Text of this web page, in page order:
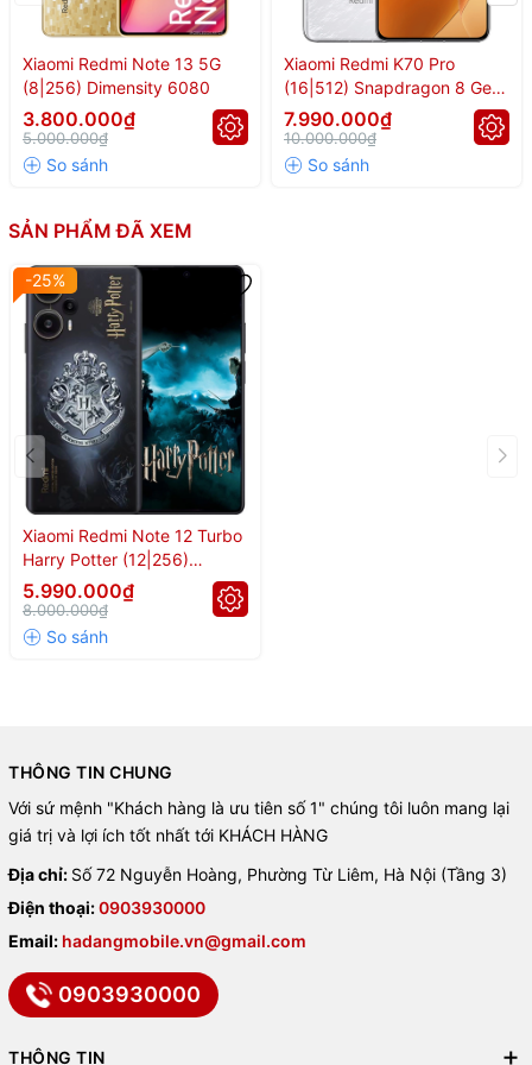
nổi tiếng Harry Potter. Đây không chỉ là một chiếc smartphone
mạnh mẽ về hiệu năng mà còn sở hữu thiết kế mang đậm dấu ấn
ma thuật – món quà hoàn hảo dành cho các Potterhead chính
hiệu!
🔥 Những điểm nổi bật trên
Redmi Note 12 Turbo Harry
📱 Màn hình OLED 68 tỷ màu, hỗ trợ Dolby Vision & HDR10+.
🚀 Snapdragon 7+ Gen 2 mạnh mẽ, điểm AnTuTu gần 1 triệu.
Camera chính 64MP hỗ trợ OIS , chụp đêm siêu rõ.
🔋 Pin 5000mAh + sạc nhanh 67W
🎩 Thiết kế – Đậm chất phép
Xiaomi Redmi Note 13 5G
(8|256) Dimensity 6080
3.800.000₫
5.000.000₫
Xiaomi Redmi K70 Pro
(16|512) Snapdragon 8 Gen
3
7.990.000₫
10.000.000₫
SẢN PHẨM ĐÃ XEM
-25%
Xiaomi Redmi Note 12 Turbo
Harry Potter (12|256)
Snapdragon 7+ Gen 2
5.990.000₫
8.000.000₫
THÔNG TIN CHUNG
Với sứ mệnh "Khách hàng là ưu tiên số 1" chúng tôi luôn mang lại
giá trị và lợi ích tốt nhất tới KHÁCH HÀNG
Địa chỉ: Số 72 Nguyễn Hoàng, Phường Từ Liêm, Hà Nội (Tầng 3)
Điện thoại:0903930000
Email: hadangmobile.vn@gmail.com
0903930000
THÔNG TIN